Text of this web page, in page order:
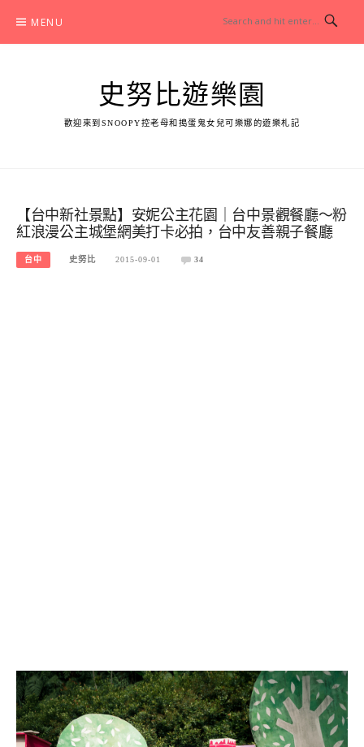
content
MENU
史努比遊樂園
歡迎來到SNOOPY控老母和搗蛋鬼女兒可樂娜的遊樂札記
【台中新社景點】安妮公主花園｜台中景觀餐廳～粉
紅浪漫公主城堡網美打卡必拍，台中友善親子餐廳
台中 史努比 2015-09-01 34